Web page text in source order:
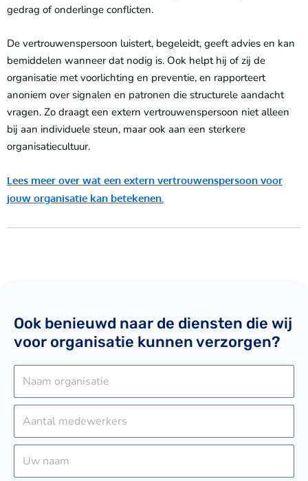
gedrag of onderlinge conflicten.
De vertrouwenspersoon luistert, begeleidt, geeft advies en kan
bemiddelen wanneer dat nodig is. Ook helpt hij of zij de
organisatie met voorlichting en preventie, en rapporteert
anoniem over signalen en patronen die structurele aandacht
vragen. Zo draagt een extern vertrouwenspersoon niet alleen
bij aan individuele steun, maar ook aan een sterkere
organisatiecultuur.
Lees meer over wat een extern vertrouwenspersoon voor
jouw organisatie kan betekenen.
Ook benieuwd naar de diensten die wij
voor organisatie kunnen verzorgen?
a
o
n